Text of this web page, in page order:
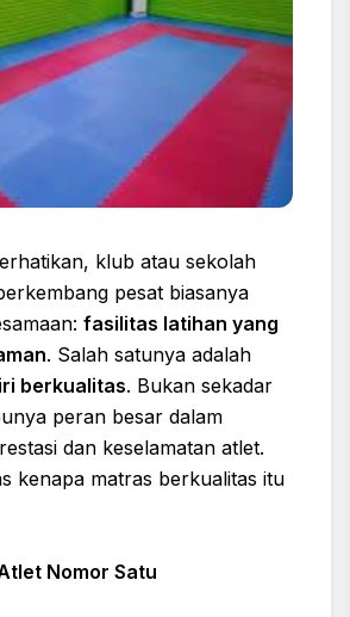
klub atau sekolah
pesat biasanya
fasilitas latihan yang
. Salah satunya adalah
berkualitas. Bukan sekadar
peran besar dalam
dan keselamatan atlet.
kenapa matras berkualitas itu
Nomor Satu